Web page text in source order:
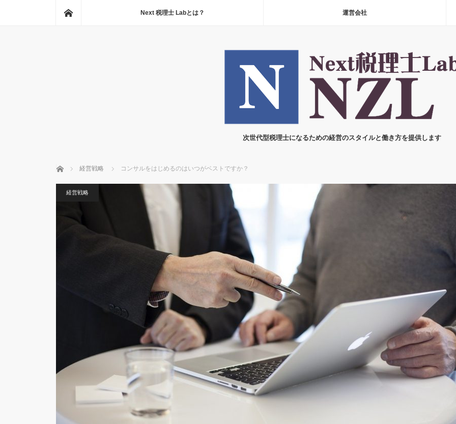
Next 税理士 Labとは？ 運営会社
次世代型税理士になるための経営のスタイルと働き方を提供します
ホーム 経営戦略 コンサルをはじめるのはいつがベストですか？
経営戦略